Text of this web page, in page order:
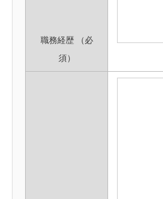
職務経歴
（必
須）